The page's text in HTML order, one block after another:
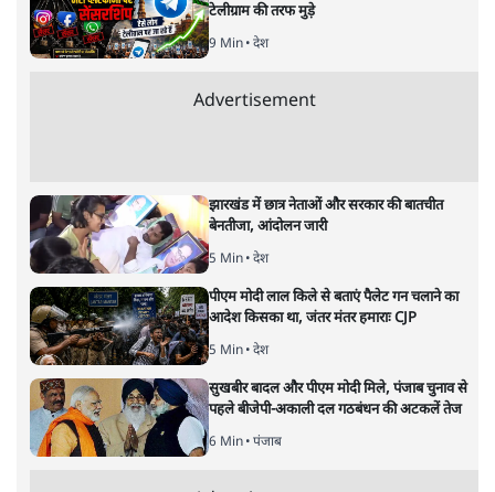
अर्थतंत्र| अनन्त मित्तल| 1 FEB, 2026
अनन्त मित्तल
यह बजट नीतिगत नतीजों से ज़्यादा घोषणाओं पर टिका क्यों दिखता
है? आंकड़ों, ज़मीनी हकीकत और वादों के बीच घोषणा-प्रधान बजट
की आलोचनात्मक पड़ताल।
केंद्रीय वित्तमंत्री निर्मला सीतारमण द्वारा
2026—27 का केंद्रीय बजट बीजेपी और प्रधानमंत्री नरेंद्र मोदी
द्वारा साल 2014 में जारी घोषणा पत्र की तरह वायदों का पुलिंदा
है। बजट में अधिकांश योजनाओं का साल—दो साल में तो